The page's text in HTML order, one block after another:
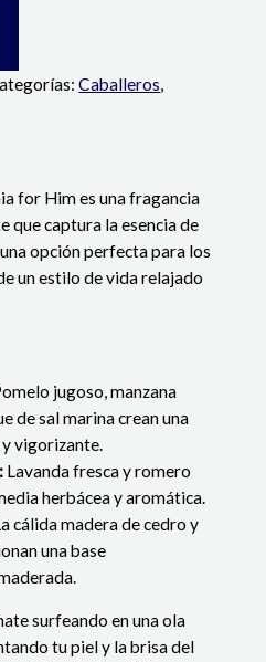
Caballeros,
for Him es una fragancia
que captura la esencia de
opción perfecta para los
un estilo de vida relajado
jugoso, manzana
de sal marina crean una
vigorizante.
Lavanda fresca y romero
herbácea y aromática.
cálida madera de cedro y
una base
surfeando en una ola
tu piel y la brisa del